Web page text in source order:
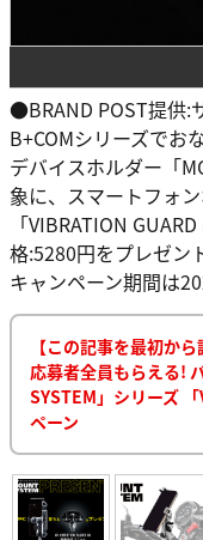
●BRAND POST提供:
B+COMシリーズでお
デバイスホルダー「
象に、スマートフォ
「VIBRATION
格:5280円をプレゼン
キャンペーン期間は
【この記事を最初から
応募者全員もらえる!
SYSTEM」シリーズ
ペーン